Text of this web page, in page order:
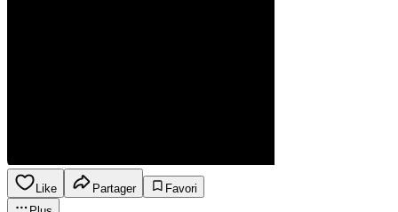
Like Partager
Favori